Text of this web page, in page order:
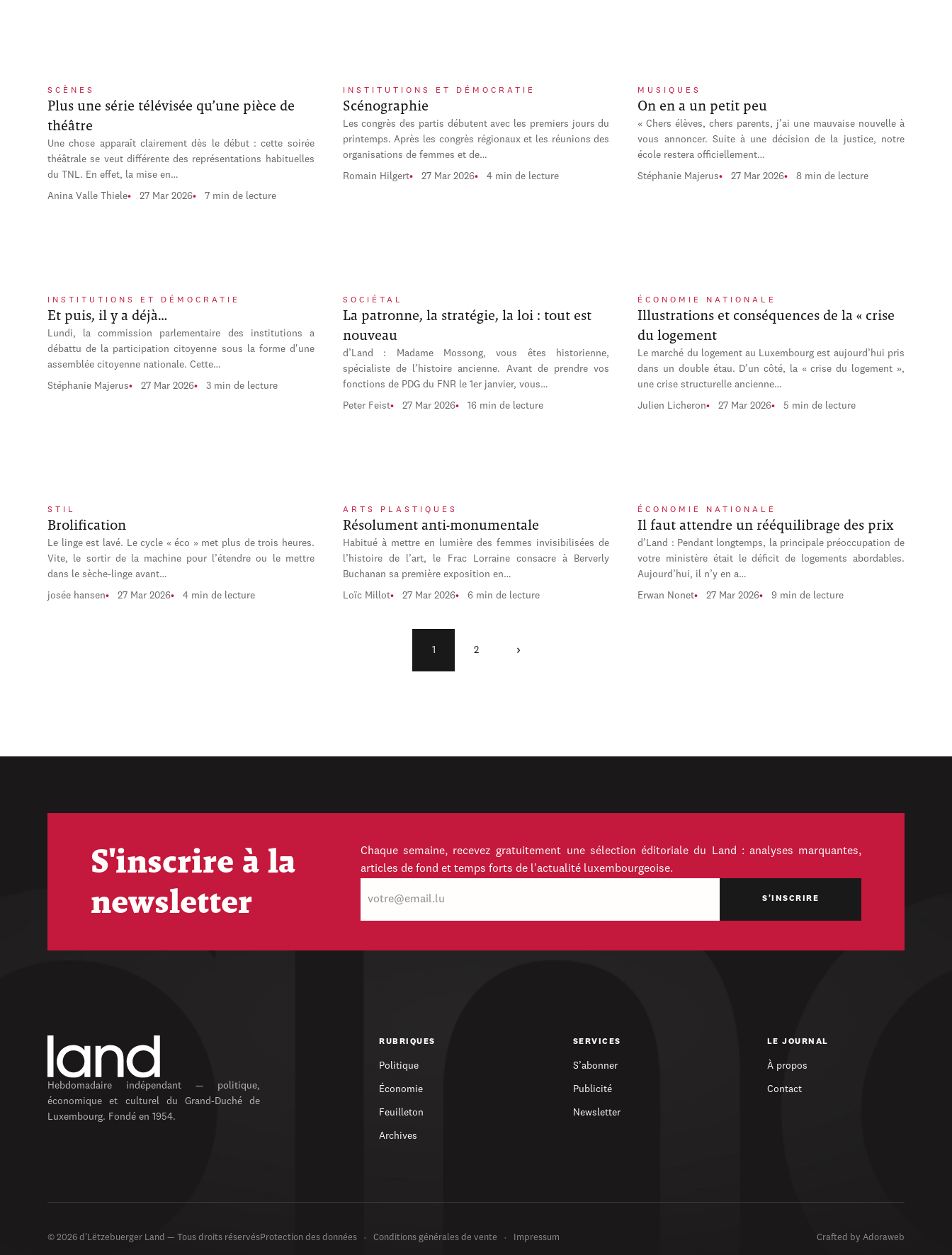
SCÈNES
Plus une série télévisée qu’une pièce de
théâtre
Une chose apparaît clairement dès le début : cette soirée
théâtrale se veut différente des représentations habituelles
du TNL. En effet, la mise en…
Anina Valle Thiele 27 Mar 2026 7 min de lecture
INSTITUTIONS ET DÉMOCRATIE
Scénographie
Les congrès des partis débutent avec les premiers jours du
printemps. Après les congrès régionaux et les réunions des
organisations de femmes et de…
Romain Hilgert 27 Mar 2026 4 min de lecture
MUSIQUES
On en a un petit peu
« Chers élèves, chers parents, j’ai une mauvaise nouvelle à
vous annoncer. Suite à une décision de la justice, notre
école restera officiellement…
Stéphanie Majerus 27 Mar 2026 8 min de lecture
INSTITUTIONS ET DÉMOCRATIE
Et puis, il y a déjà…
Lundi, la commission parlementaire des institutions a
débattu de la participation citoyenne sous la forme d'une
assemblée citoyenne nationale. Cette…
Stéphanie Majerus 27 Mar 2026 3 min de lecture
SOCIÉTAL
La patronne, la stratégie, la loi : tout est
nouveau
d’Land : Madame Mossong, vous êtes historienne,
spécialiste de l’histoire ancienne. Avant de prendre vos
fonctions de PDG du FNR le 1er janvier, vous…
Peter Feist 27 Mar 2026 16 min de lecture
ÉCONOMIE NATIONALE
Illustrations et conséquences de la « crise
du logement
Le marché du logement au Luxembourg est aujourd’hui pris
dans un double étau. D’un côté, la « crise du logement »,
une crise structurelle ancienne…
Julien Licheron 27 Mar 2026 5 min de lecture
STIL
Brolification
Le linge est lavé. Le cycle « éco » met plus de trois heures.
Vite, le sortir de la machine pour l’étendre ou le mettre
dans le sèche-linge avant…
josée hansen 27 Mar 2026 4 min de lecture
ARTS PLASTIQUES
Résolument anti-monumentale
Habitué à mettre en lumière des femmes invisibilisées de
l’histoire de l’art, le Frac Lorraine consacre à Berverly
Buchanan sa première exposition en…
Loïc Millot 27 Mar 2026 6 min de lecture
ÉCONOMIE NATIONALE
Il faut attendre un rééquilibrage des prix
d’Land : Pendant longtemps, la principale préoccupation de
votre ministère était le déficit de logements abordables.
Aujourd’hui, il n’y en a…
Erwan Nonet 27 Mar 2026 9 min de lecture
1 2 ›
S'inscrire à la
newsletter
Chaque semaine, recevez gratuitement une sélection éditoriale du Land : analyses marquantes,
articles de fond et temps forts de l'actualité luxembourgeoise.
mail
Hebdomadaire indépendant — politique,
économique et culturel du Grand-Duché de
Luxembourg. Fondé en 1954.
RUBRIQUES
Politique
Économie
Feuilleton
Archives
SERVICES
S’abonner
Publicité
Newsletter
LE JOURNAL
À propos
Contact
© 2026 d'Lëtzebuerger Land — Tous droits réservésProtection des données Conditions générales de vente Impressum Crafted by Adoraweb